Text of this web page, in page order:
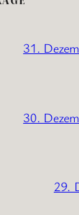
31.
30.
29.